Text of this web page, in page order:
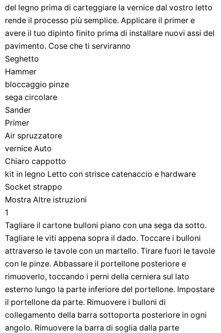
del legno prima di carteggiare la vernice dal vostro letto
rende il processo più semplice. Applicare il primer e
avere il tuo dipinto finito prima di installare nuovi assi del
pavimento. Cose che ti serviranno
Seghetto
Hammer
bloccaggio pinze
sega circolare
Sander
Primer
Air spruzzatore
vernice Auto
Chiaro cappotto
kit in legno Letto con strisce catenaccio e hardware
Socket strappo
Mostra Altre istruzioni
1
Tagliare il cartone bulloni piano con una sega da sotto.
Tagliare le viti appena sopra il dado. Toccare i bulloni
attraverso le tavole con un martello. Tirare fuori le tavole
con le pinze. Abbassare il portellone posteriore e
rimuoverlo, toccando i perni della cerniera sul lato
esterno lungo la parte inferiore del portellone. Impostare
il portellone da parte. Rimuovere i bulloni di
collegamento della barra sottoporta posteriore in ogni
angolo. Rimuovere la barra di soglia dalla parte